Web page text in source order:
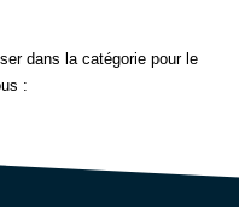
dans la catégorie pour le
: